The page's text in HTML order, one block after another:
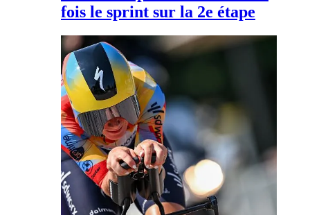
fois le sprint sur la 2e étape